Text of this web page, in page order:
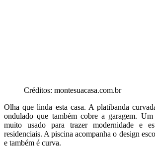
Créditos: montesuacasa.com.br
Olha que linda esta casa. A platibanda
ondulado que também cobre a garagem.
muito usado para trazer modernidade e
residenciais. A piscina acompanha o design
e também é curva.